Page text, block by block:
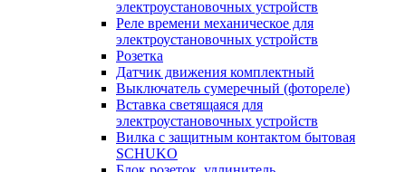
электроустановочных устройств
Реле времени механическое для
электроустановочных устройств
Розетка
Датчик движения комплектный
Выключатель сумеречный (фотореле)
Вставка светящаяся для
электроустановочных устройств
Вилка с защитным контактом бытовая
SCHUKO